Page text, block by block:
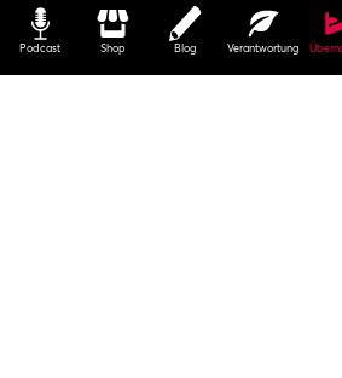
Podcast Shop Blog Verantwortung